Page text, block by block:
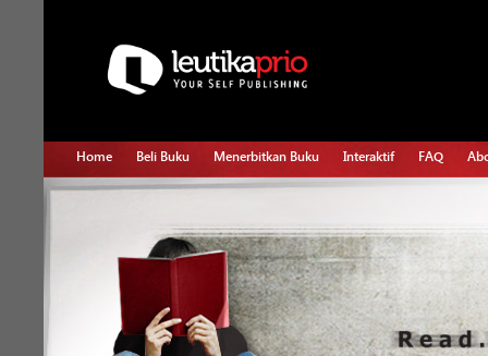
Home Beli Buku Menerbitkan Buku Interaktif FAQ